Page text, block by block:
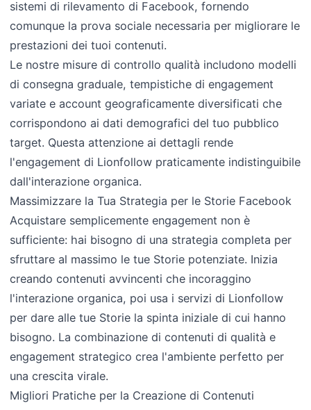
sistemi di rilevamento di Facebook, fornendo
comunque la prova sociale necessaria per migliorare le
prestazioni dei tuoi contenuti.
Le nostre misure di controllo qualità includono modelli
di consegna graduale, tempistiche di engagement
variate e account geograficamente diversificati che
corrispondono ai dati demografici del tuo pubblico
target. Questa attenzione ai dettagli rende
l'engagement di Lionfollow praticamente indistinguibile
dall'interazione organica.
Massimizzare la Tua Strategia per le Storie Facebook
Acquistare semplicemente engagement non è
sufficiente: hai bisogno di una strategia completa per
sfruttare al massimo le tue Storie potenziate. Inizia
creando contenuti avvincenti che incoraggino
l'interazione organica, poi usa i servizi di Lionfollow
per dare alle tue Storie la spinta iniziale di cui hanno
bisogno. La combinazione di contenuti di qualità e
engagement strategico crea l'ambiente perfetto per
una crescita virale.
Migliori Pratiche per la Creazione di Contenuti